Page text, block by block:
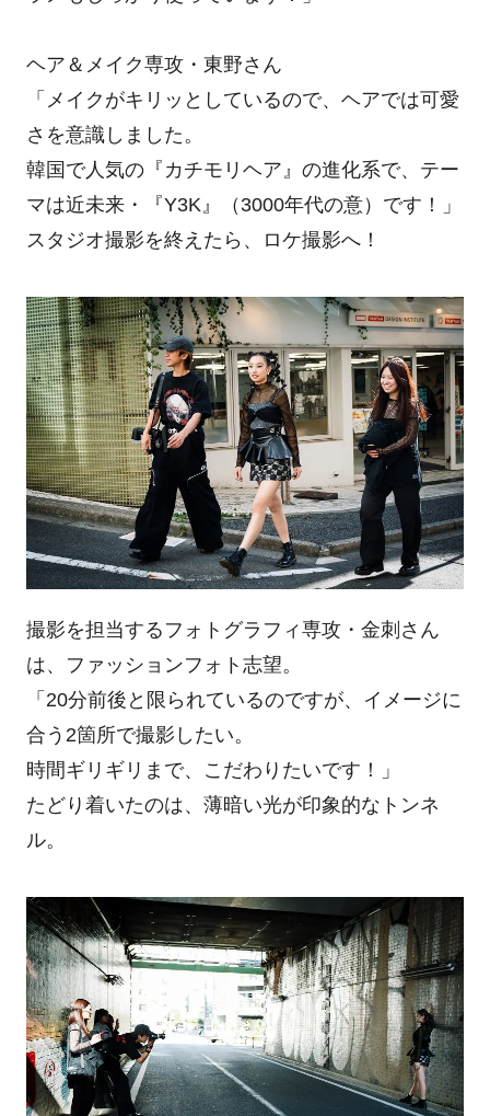
ヘア＆メイク専攻・東野さん
「メイクがキリッとしているので、ヘアでは可愛
さを意識しました。
韓国で人気の『カチモリヘア』の進化系で、テー
マは近未来・『Y3K』（3000年代の意）です！」
スタジオ撮影を終えたら、ロケ撮影へ！
撮影を担当するフォトグラフィ専攻・金刺さん
は、ファッションフォト志望。
「20分前後と限られているのですが、イメージに
合う2箇所で撮影したい。
時間ギリギリまで、こだわりたいです！」
たどり着いたのは、薄暗い光が印象的なトンネ
ル。